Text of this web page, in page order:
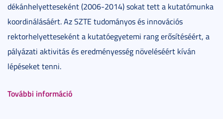
dékánhelyetteseként (2006-2014) sokat tett a kutatómunka
koordinálásáért. Az SZTE tudományos és innovációs
rektorhelyetteseként a kutatóegyetemi rang erősítéséért, a
pályázati aktivitás és eredményesség növeléséért kíván
lépéseket tenni.
További információ